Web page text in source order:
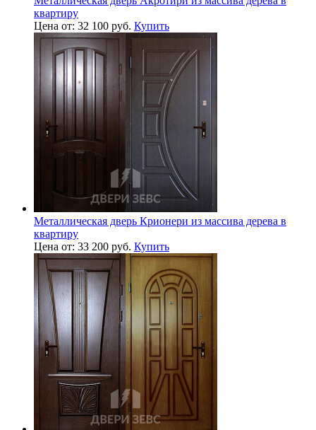
квартиру
Цена от: 32 100 руб. Купить
Металлическая дверь Крионери из массива дерева в
квартиру
Цена от: 33 200 руб. Купить